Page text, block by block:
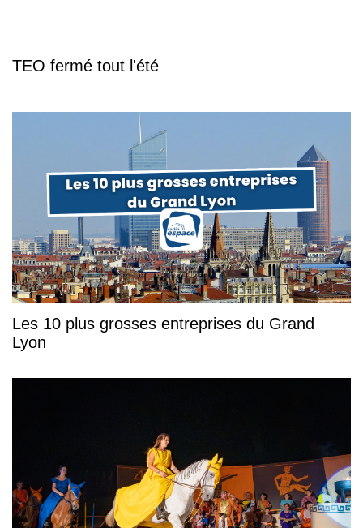
TEO fermé tout l'été
Les 10 plus grosses entreprises du Grand
Lyon